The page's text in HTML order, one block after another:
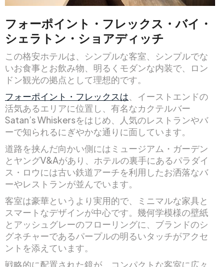
フォーポイント・フレックス・バイ・
シェラトン・ショアディッチ
この格安ホテルは、シンプルな客室、シンプルでな
いお食事とお飲み物、明るくモダンな内装で、ロン
ドン観光の拠点として理想的です。
フォーポイント・フレックスは、イーストエンドの
活気あるエリアに位置し、有名なカクテルバー
Satan’s Whiskersをはじめ、人気のレストランやバ
ーで知られるにぎやかな通りに面しています。
道路を挟んだ向かい側にはミュージアム・ガーデン
とヤングV&Aがあり、ホテルの裏手にあるパラダイ
ス・ロウには古い鉄道アーチを利用したお洒落なバ
ーやレストランが並んでいます。
客室は豪華というより実用的で、ミニマルな家具と
スマートなデザインが中心です。幾何学模様の壁紙
とアッシュグレーのフローリングに、ブランドのシ
グネチャーであるパープルの明るいタッチがアクセ
ントを添えています。
戦略的に配置された鏡が、コンパクトな客室に広々